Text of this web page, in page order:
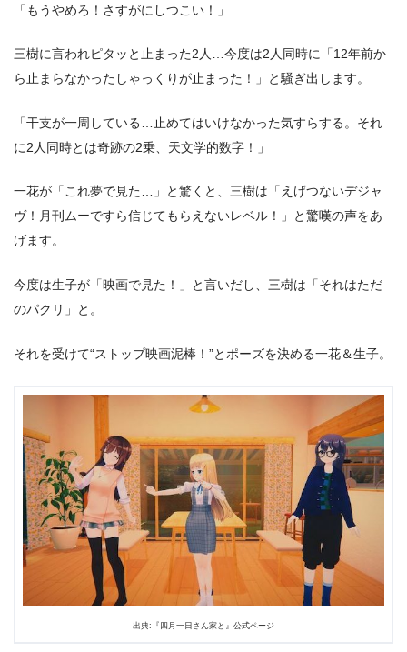
「もうやめろ！さすがにしつこい！」
三樹に言われピタッと止まった2人…今度は2人同時に「12年前か
ら止まらなかったしゃっくりが止まった！」と騒ぎ出します。
「干支が一周している…止めてはいけなかった気すらする。それ
に2人同時とは奇跡の2乗、天文学的数字！」
一花が「これ夢で見た…」と驚くと、三樹は「えげつないデジャ
ヴ！月刊ムーですら信じてもらえないレベル！」と驚嘆の声をあ
げます。
今度は生子が「映画で見た！」と言いだし、三樹は「それはただ
のパクリ」と。
それを受けて“ストップ映画泥棒！”とポーズを決める一花＆生子。
出典:『四月一日さん家と』公式ページ